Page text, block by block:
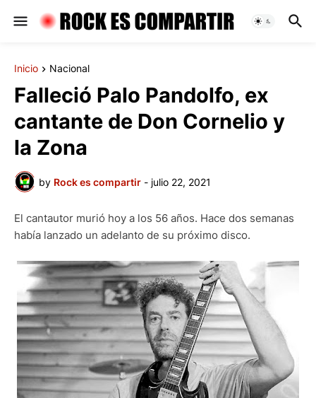
Inicio Nacional
Falleció Palo Pandolfo, ex
cantante de Don Cornelio y
la Zona
by Rock es compartir - julio 22, 2021
El cantautor murió hoy a los 56 años. Hace dos semanas
había lanzado un adelanto de su próximo disco.